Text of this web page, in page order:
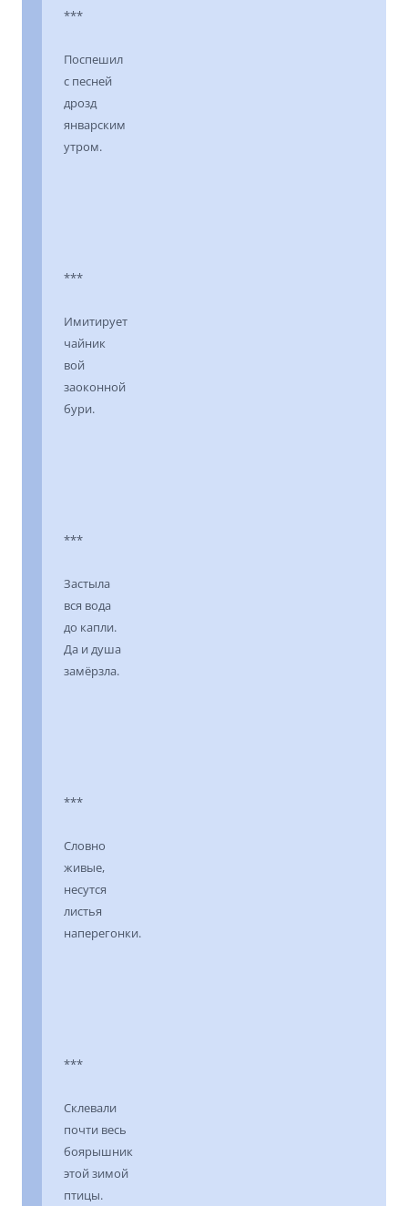
***
Поспешил
с песней
дрозд
январским
утром.
***
Имитирует
чайник
вой
заоконной
бури.
***
Застыла
вся вода
до капли.
Да и душа
замёрзла.
***
Словно
живые,
несутся
листья
наперегонки.
***
Склевали
почти весь
боярышник
этой зимой
птицы.